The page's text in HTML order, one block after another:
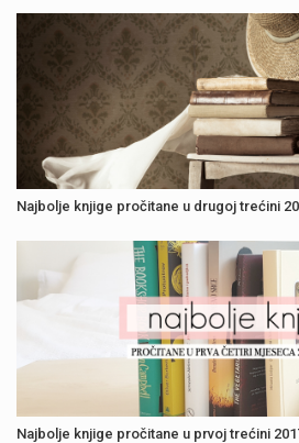
Najbolje knjige pročitane u drugoj trećini
Najbolje knjige pročitane u prvoj trećini